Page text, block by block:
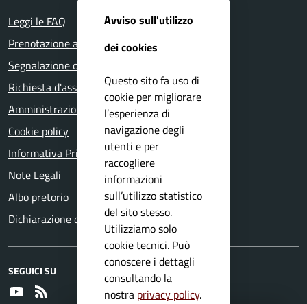
Leggi le FAQ
Prenotazione appuntamento
Segnalazione disservizio
Richiesta d'assistenza
Amministrazione trasparente
Cookie policy
Informativa Privacy
Note Legali
Albo pretorio
Dichiarazione di accessibilità
SEGUICI SU
Youtube
Avviso sull'utilizzo
dei cookies
Questo sito fa uso di
cookie per migliorare
l’esperienza di
navigazione degli
utenti e per
raccogliere
informazioni
sull’utilizzo statistico
del sito stesso.
Utilizziamo solo
cookie tecnici. Può
conoscere i dettagli
consultando la
nostra privacy policy.